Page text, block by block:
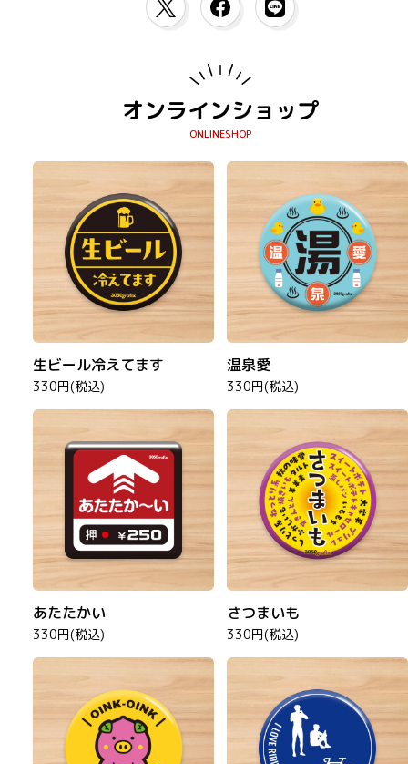
オンラインショップ
生ビール冷えてます
330円(税込)
温泉愛
330円(税込)
あたたかい
330円(税込)
さつまいも
330円(税込)